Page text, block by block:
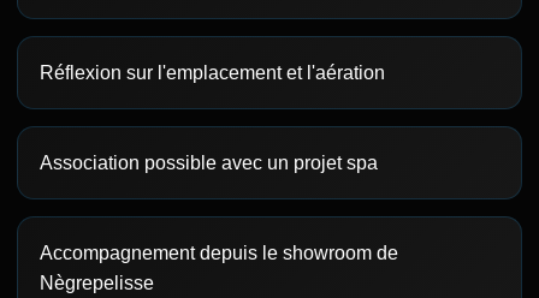
Réflexion sur l'emplacement et l'aération
Association possible avec un projet spa
Accompagnement depuis le showroom de
Nègrepelisse